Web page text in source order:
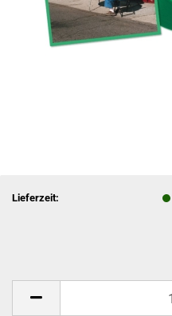
Lieferzeit: